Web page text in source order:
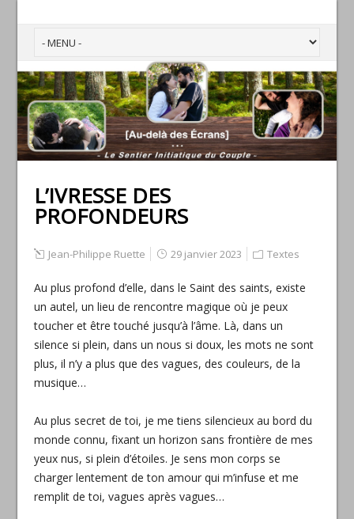
L’IVRESSE DES
PROFONDEURS
Jean-Philippe Ruette 29 janvier 2023 Textes
Au plus profond d’elle, dans le Saint des saints, existe
un autel, un lieu de rencontre magique où je peux
toucher et être touché jusqu’à l’âme. Là, dans un
silence si plein, dans un nous si doux, les mots ne sont
plus, il n’y a plus que des vagues, des couleurs, de la
musique…
Au plus secret de toi, je me tiens silencieux au bord du
monde connu, fixant un horizon sans frontière de mes
yeux nus, si plein d’étoiles. Je sens mon corps se
charger lentement de ton amour qui m’infuse et me
remplit de toi, vagues après vagues…